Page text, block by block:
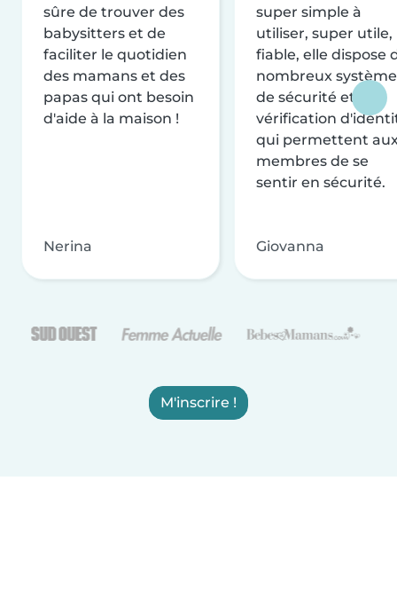
sûre de trouver des
babysitters et de
faciliter le quotidien
des mamans et des
papas qui ont besoin
d'aide à la maison !
Nerina
super simple à
utiliser, super utile,
fiable, elle dispose
nombreux
de sécurité et de
vérification
qui permettent
membres de se
sentir en sécurité.
Giovanna
M'inscrire !